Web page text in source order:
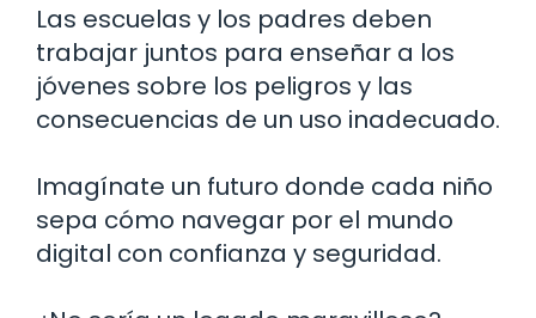
Las escuelas y los padres deben
trabajar juntos para enseñar a los
jóvenes sobre los peligros y las
consecuencias de un uso inadecuado.
Imagínate un futuro donde cada niño
sepa cómo navegar por el mundo
digital con confianza y seguridad.